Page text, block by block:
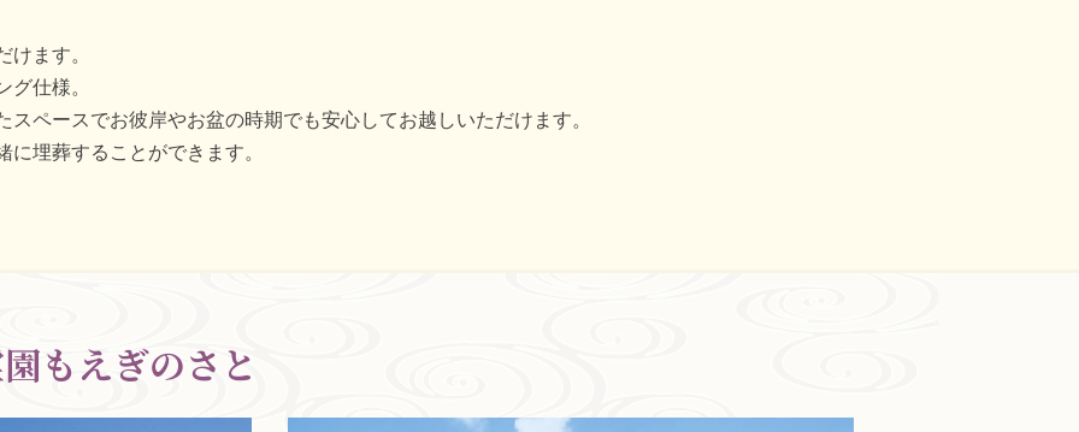
けます。
グ仕様。
ペースでお彼岸やお盆の時期でも安心してお越しいただけます。
埋葬することができます。
もえぎのさと